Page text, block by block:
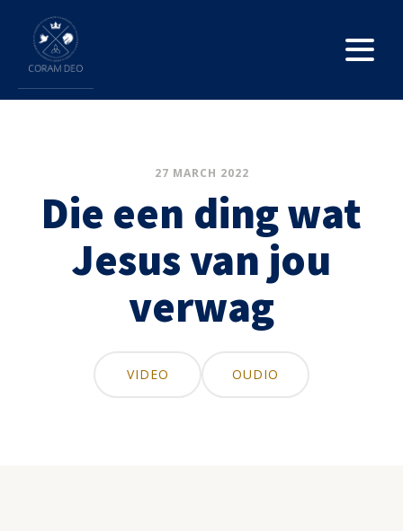
27 MARCH 2022
Die een ding wat
Jesus van jou
verwag
VIDEO OUDIO